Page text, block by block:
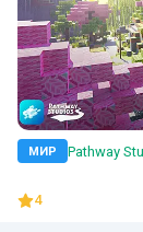
МИР Pathway
4